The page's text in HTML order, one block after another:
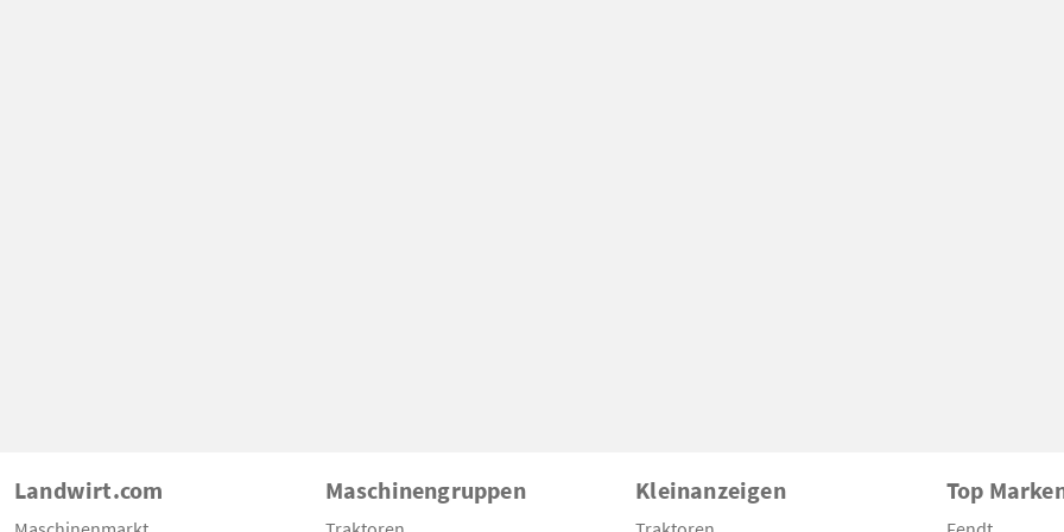
Landwirt.com Maschinengruppen Kleinanzeigen Top